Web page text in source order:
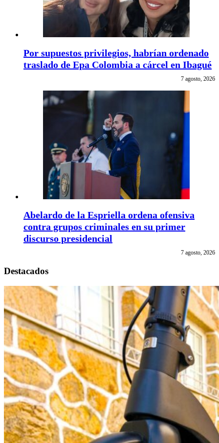
Por supuestos privilegios, habrían ordenado
traslado de Epa Colombia a cárcel en Ibagué
7 agosto, 2026
Abelardo de la Espriella ordena ofensiva
contra grupos criminales en su primer
discurso presidencial
7 agosto, 2026
Destacados